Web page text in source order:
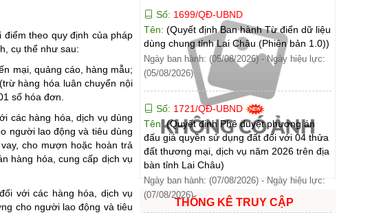
theo quy định của pháp
cụ thể như sau:
mại, quảng cáo, hàng mẫu;
hàng hóa luân chuyển nội
số hóa đơn.
các hàng hóa, dịch vụ dùng
người lao động và tiêu dùng
cho mượn hoặc hoàn trả
hàng hóa, cung cấp dịch vụ
với các hàng hóa, dịch vụ
cho người lao động và tiêu
Số: 1699/QĐ-UBND
Tên: (Quyết định Ban hành Từ điển dữ liệu
dùng chung tỉnh Lai Châu (Phiên bản 1.0))
Ngày ban hành: (05/08/2026) -Ngày hiệu lực:
(05/08/2026)
Số: 1721/QĐ-UBND
Tên:(Quyết định Phê duyệt phương án
đấu giá quyền sử dụng đất đối với 04 thửa
đất thương mại, dịch vụ năm 2026 trên địa
bàn tỉnh Lai Châu)
Ngày ban hành: (07/08/2026) - Ngày hiệu lực:
(07/08/2026)
THỐNG KÊ TRUY CẬP